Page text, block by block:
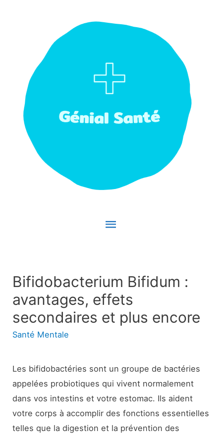
Menu
Bifidobacterium Bifidum :
avantages, effets
secondaires et plus encore
Santé Mentale
Les bifidobactéries sont un groupe de bactéries
appelées probiotiques qui vivent normalement
dans vos intestins et votre estomac. Ils aident
votre corps à accomplir des fonctions essentielles
telles que la digestion et la prévention des